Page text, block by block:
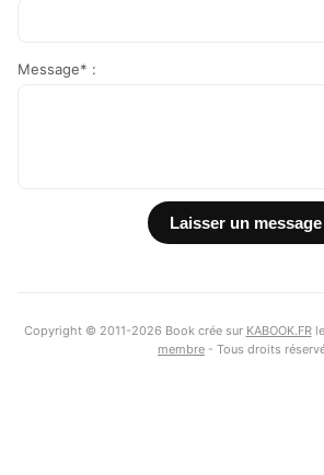
Message* :
Copyright © 2011-2026 Book crée sur KABOOK.FR
membre - Tous droits